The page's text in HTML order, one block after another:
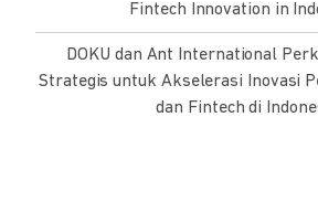
Fintech Innovation in
DOKU dan Ant International
Strategis untuk Akselerasi Inovasi
dan Fintech di